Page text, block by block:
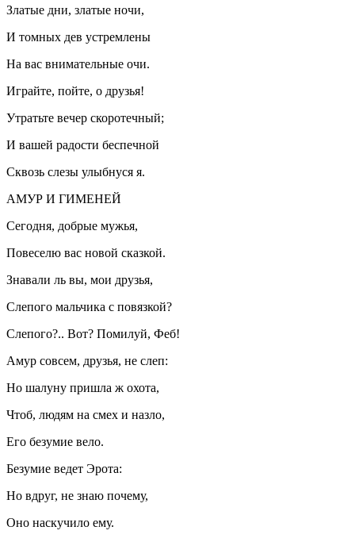
Златые дни, златые ночи,
И томных дев устремлены
На вас внимательные очи.
Играйте, пойте, о друзья!
Утратьте вечер скоротечный;
И вашей радости беспечной
Сквозь слезы улыбнуся я.
АМУР И ГИМЕНЕЙ
Сегодня, добрые мужья,
Повеселю вас новой сказкой.
Знавали ль вы, мои друзья,
Слепого мальчика с повязкой?
Слепого?.. Вот? Помилуй, Феб!
Амур совсем, друзья, не слеп:
Но шалуну пришла ж охота,
Чтоб, людям на смех и назло,
Его безумие вело.
Безумие ведет Эрота:
Но вдруг, не знаю почему,
Оно наскучило ему.